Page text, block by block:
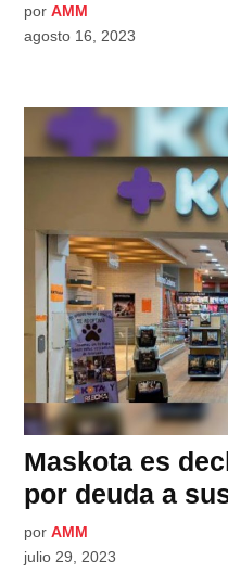
por AMM
agosto 16, 2023
Maskota es
por deuda a
por AMM
julio 29, 2023